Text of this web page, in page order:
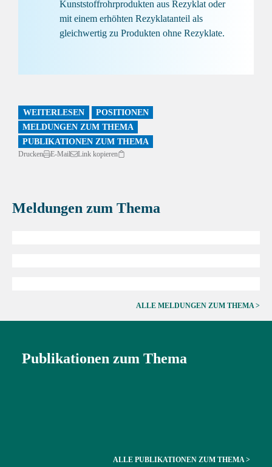
Kunststoffrohrprodukten aus Rezyklat oder
mit einem erhöhten Rezyklatanteil als
gleichwertig zu Produkten ohne Rezyklate.
WEITERLESEN
POSITIONEN
MELDUNGEN ZUM THEMA
PUBLIKATIONEN ZUM THEMA
Drucken E-Mail Link kopieren
Meldungen zum Thema
ALLE MELDUNGEN ZUM THEMA >
Publikationen zum Thema
ALLE PUBLIKATIONEN ZUM THEMA >